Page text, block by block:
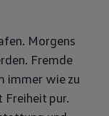
Morgens
Fremde
immer wie zu
Freiheit pur.